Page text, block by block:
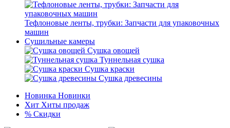
Тефлоновые ленты, трубки: Запчасти для упаковочных
машин
Сушильные камеры
Сушка овощей
Туннельная сушка
Сушка краски
Сушка древесины
Новинка Новинки
Хит Хиты продаж
% Скидки